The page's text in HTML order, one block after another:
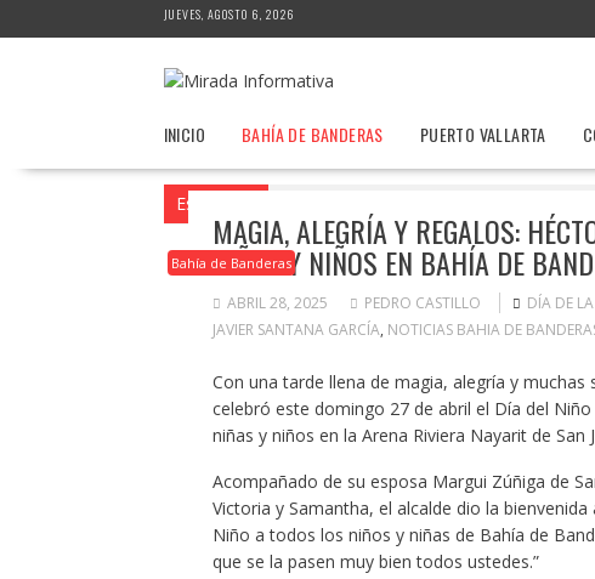
al
JUEVES, AGOSTO 6, 2026
INICIO BAHÍA DE BANDERAS PUERTO VALLARTA
Estás aquí
Bahía de Banderas
MAGIA, ALEGRÍA Y REGALOS:
NIÑAS Y NIÑOS EN BAHÍA DE
ABRIL 28, 2025 PEDRO CASTILLO DÍA DE
JAVIER SANTANA GARCÍA, NOTICIAS BAHIA DE
Con una tarde llena de magia, alegría y
celebró este domingo 27 de abril el Día del
niñas y niños en la Arena Riviera Nayarit de San
Acompañado de su esposa Margui Zúñiga de
Victoria y Samantha, el alcalde dio la
Niño a todos los niños y niñas de Bahía de
que se la pasen muy bien todos ustedes.”